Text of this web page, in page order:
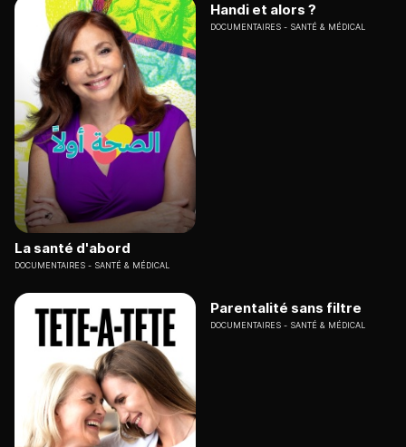
La santé d'abord
DOCUMENTAIRES SANTÉ & MÉDICAL
Handi et alors ?
DOCUMENTAIRES SANTÉ & MÉDICAL
Parentalité sans filtre
DOCUMENTAIRES SANTÉ & MÉDICAL